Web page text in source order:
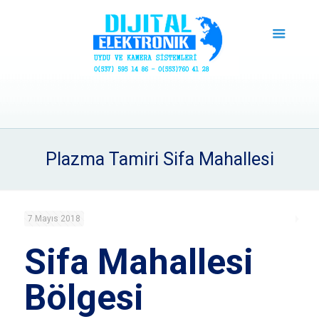
Plazma Tamiri Sifa Mahallesi
7 Mayıs 2018
Sifa Mahallesi
Bölgesi